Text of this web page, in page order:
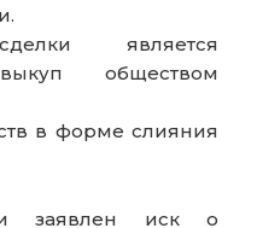
является
обществом
в форме слияния
заявлен иск о